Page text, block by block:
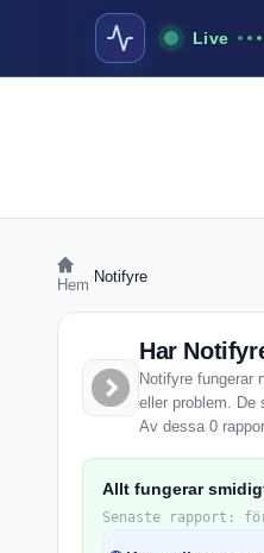
Live
Hem Notifyre
Har
Notifyre fungerar
eller problem. De
Av dessa 0
Allt fungerar
Senaste rapport: